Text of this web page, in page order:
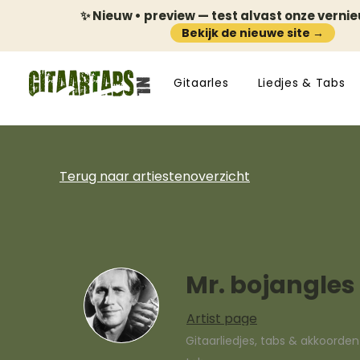
✨ Nieuw • preview — test alvast onze
Bekijk de nieuwe site →
Gitaarles Liedjes & Tabs
Terug naar artiestenoverzicht
Mr. bojangles
Artist page
Gitaarliedjes, tabs &